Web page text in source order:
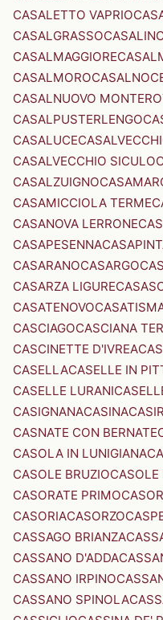
CASALETTO VAPRIO
CASALGRASSO
CASALMAGGIORE
CASALMORO
CASALNUOVO
CASALPUSTERLENGO
CASALUCE
CASALVECCHIO SICULO
CASALZUIGNO
CASAMICCIOLA TERME
CASANOVA LERRONE
CASAPESENNA
CASARANOCASARGO
CASARZA LIGURE
CASATENOVO
CASCIAGOCASCIANA
CASCINETTE D'IVREA
CASELLACASELLE IN
CASELLE LURANI
CASIGNANACASINA
CASNATE CON BERNATE
CASOLA IN LUNIGIANA
CASOLE BRUZIOCASOLE
CASORATE PRIMO
CASORIACASORZO
CASSAGO BRIANZA
CASSANO D'ADDA
CASSANO IRPINO
CASSANO SPINOLA